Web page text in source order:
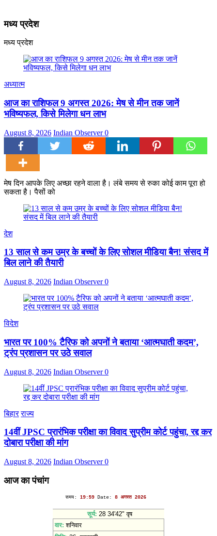
मध्य प्रदेश
मध्य प्रदेश
अध्यात्म
आज का राशिफल 9 अगस्त 2026: मेष से मीन तक जानें
भविष्यफल, किसे मिलेगा धन लाभ
August 8, 2026 Indian Observer0
मेष दिन आपके लिए अच्छा रहने वाला है। लंबे समय से रुका कोई काम पूरा हो
सकता है। पैसों को
देश
13 साल से कम उम्र के बच्चों के लिए सोशल मीडिया बैन! संसद में
बिल लाने की तैयारी
August 8, 2026 Indian Observer0
विदेश
भारत पर 100% टैरिफ को अपनों ने बताया ‘आत्मघाती कदम’,
ट्रंप प्रशासन पर उठे सवाल
August 8, 2026 Indian Observer0
बिहार राज्य
14वीं JPSC प्रारंभिक परीक्षा का विवाद सुप्रीम कोर्ट पहुंचा, रद्द कर
दोबारा परीक्षा की मांग
August 8, 2026 Indian Observer0
आज का पंचांग